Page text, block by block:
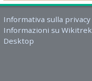
Informativa sulla privacy
Informazioni su Wikitrek
Desktop